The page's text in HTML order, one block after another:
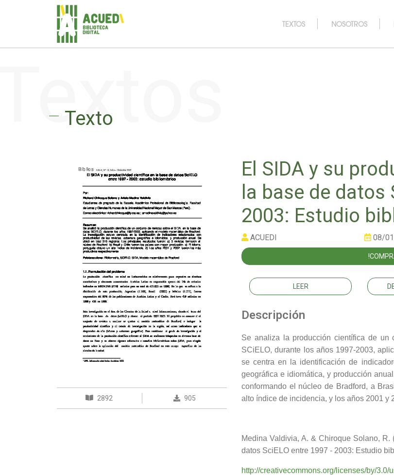
TEXTOS NOSOTROS
Texto
2892 905
El SIDA y su
la base de datos
2003: Estudio
ACUEDI 08/
LEER
Descripción
Se analiza la producción científica de
SCiELO, durante los años 1997-2003,
se centra en la identificación de
geográfica e idiomática, y producción
conformando el núcleo de Bradford, a
alto índice de incidencia, y los años 2001 y
Medina Valdivia, A. & Chiroque Solano,
datos SciELO entre 1997 - 2003: Estudio
http://creativecommons.org/licenses/by/3.0/